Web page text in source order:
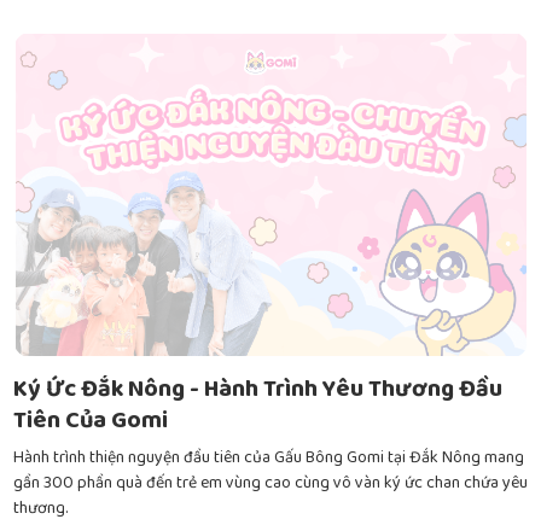
Ký Ức Đắk Nông - Hành Trình Yêu Thương Đầu
Tiên Của Gomi
Hành trình thiện nguyện đầu tiên của Gấu Bông Gomi tại Đắk Nông mang
gần 300 phần quà đến trẻ em vùng cao cùng vô vàn ký ức chan chứa yêu
thương.